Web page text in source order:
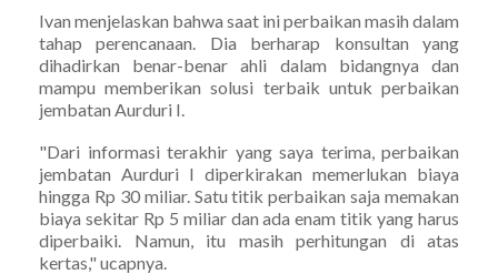
Ivan menjelaskan bahwa saat ini perbaikan masih dalam
tahap perencanaan. Dia berharap konsultan yang
dihadirkan benar-benar ahli dalam bidangnya dan
mampu memberikan solusi terbaik untuk perbaikan
jembatan Aurduri I.
"Dari informasi terakhir yang saya terima, perbaikan
jembatan Aurduri I diperkirakan memerlukan biaya
hingga Rp 30 miliar. Satu titik perbaikan saja memakan
biaya sekitar Rp 5 miliar dan ada enam titik yang harus
diperbaiki. Namun, itu masih perhitungan di atas
kertas," ucapnya.